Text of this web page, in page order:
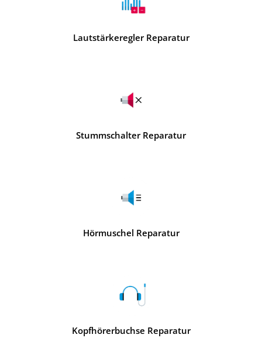
Lautstärkeregler Reparatur
Stummschalter Reparatur
Hörmuschel Reparatur
Kopfhörerbuchse Reparatur